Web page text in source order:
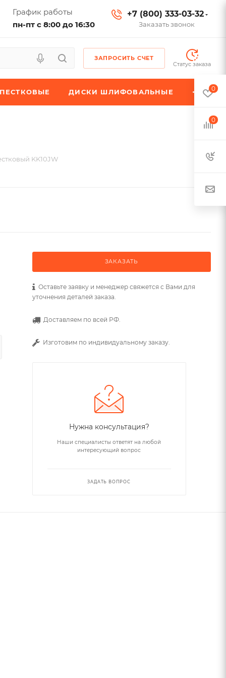
График работы
пн-пт с 8:00 до 16:30
+7 (800) 333-03-32
Заказать звонок
ЗАПРОСИТЬ СЧЕТ
Статус заказа
ДИСКИ ШЛИФОВАЛЬНЫЕ
KK10JW
ЗАКАЗАТЬ
Оставьте заявку и менеджер свяжется с Вами для
уточнения деталей заказа.
Доставляем по всей РФ.
Изготовим по индивидуальному заказу.
Нужна консультация?
Наши специалисты ответят на любой
интересующий вопрос
ЗАДАТЬ ВОПРОС
0
0